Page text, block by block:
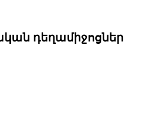
դեղամիջոցներ